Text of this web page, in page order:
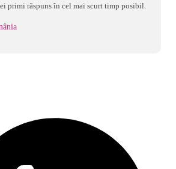
primi răspuns în cel mai scurt timp posibil.